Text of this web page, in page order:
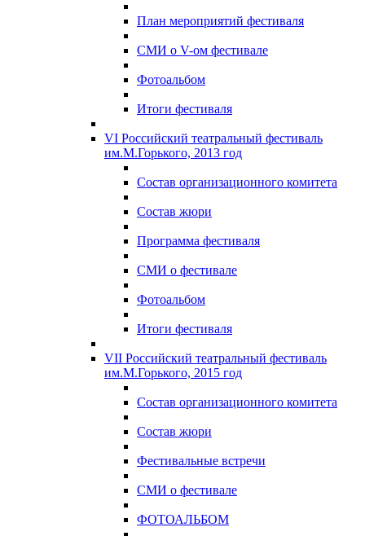
План мероприятий фестиваля
СМИ о V-ом фестивале
Фотоальбом
Итоги фестиваля
VI Российский театральный фестиваль
им.М.Горького, 2013 год
Состав организационного комитета
Состав жюри
Программа фестиваля
СМИ о фестивале
Фотоальбом
Итоги фестиваля
VII Российский театральный фестиваль
им.М.Горького, 2015 год
Состав организационного комитета
Состав жюри
Фестивальные встречи
СМИ о фестивале
ФОТОАЛЬБОМ